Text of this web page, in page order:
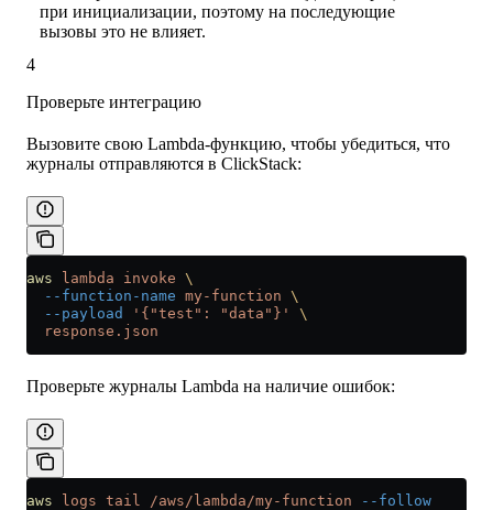
при инициализации, поэтому на последующие
вызовы это не влияет.
4
Проверьте интеграцию
Вызовите свою Lambda-функцию, чтобы убедиться, что
журналы отправляются в ClickStack:
aws lambda invoke \
  --function-name
my-function \
  --payload
'{"test": "data"}'
\
  response.json
Проверьте журналы Lambda на наличие ошибок:
aws logs tail /aws/lambda/my-function --follow